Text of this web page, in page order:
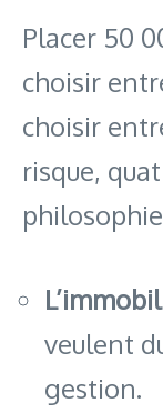
Placer 50
choisir
choisir
risque,
veulent
gestion.